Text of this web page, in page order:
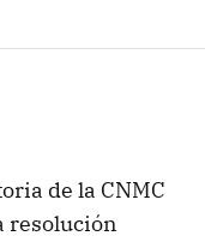
de la CNMC
resolución